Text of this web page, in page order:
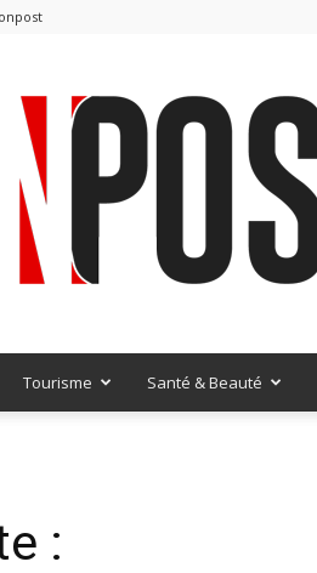
Tourisme Santé & Beauté
: